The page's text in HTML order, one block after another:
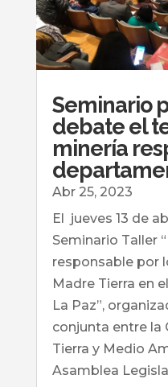
Seminario
debate el
minería
Abr 25, 2023
El jueves 13 de
Seminario Taller
responsable por
Madre Tierra en
La Paz”,
conjunta entre la
Tierra y Medio
Asamblea